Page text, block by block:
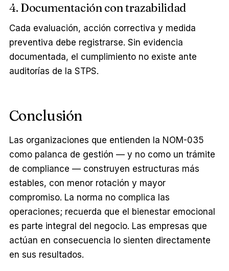
4. Documentación con trazabilidad
Cada evaluación, acción correctiva y medida
preventiva debe registrarse. Sin evidencia
documentada, el cumplimiento no existe ante
auditorías de la STPS.
Conclusión
Las organizaciones que entienden la NOM-035
como palanca de gestión — y no como un trámite
de compliance — construyen estructuras más
estables, con menor rotación y mayor
compromiso. La norma no complica las
operaciones; recuerda que el bienestar emocional
es parte integral del negocio. Las empresas que
actúan en consecuencia lo sienten directamente
en sus resultados.